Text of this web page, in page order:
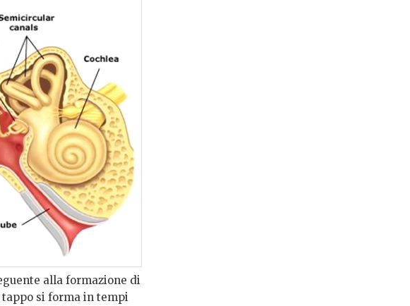
alla formazione di
tappo si forma in tempi